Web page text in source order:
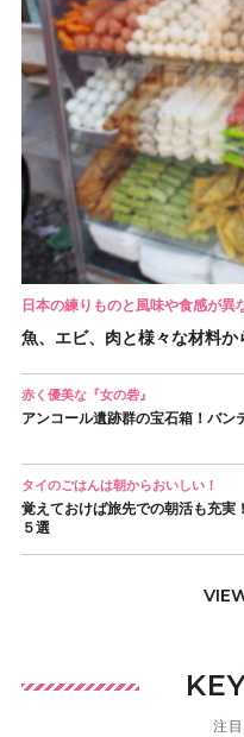
日本の練りものと風味や食感が異
魚、エビ、肉と様々な材料
赤く優美な『女の砦』
アンコール遺跡群の宝石箱！バン
タイのごはんは朝からおいしい！
覚えておけば旅先での朝活も充実
５選
注